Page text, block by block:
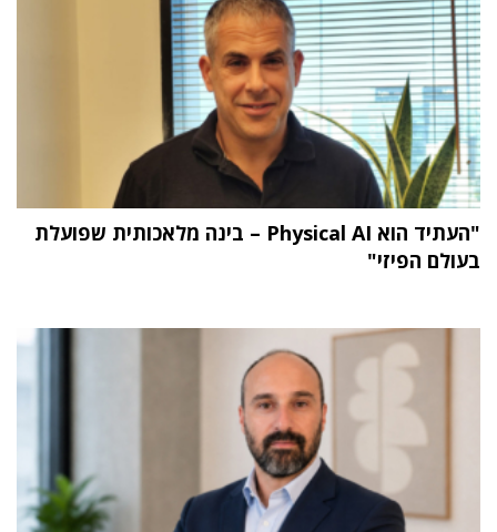
"העתיד הוא Physical AI – בינה מלאכותית שפועלת
בעולם הפיזי"